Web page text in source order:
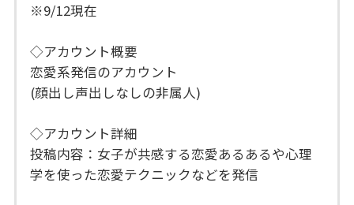
※9/12現在
◇アカウント概要
恋愛系発信のアカウント
(顔出し声出しなしの非属人)
◇アカウント詳細
投稿内容：女子が共感する恋愛あるあるや心理
学を使った恋愛テクニックなどを発信